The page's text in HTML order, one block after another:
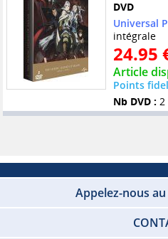
DVD
Universal
intégrale
24.95
Article
Points
Nb DVD : 2
Appelez-nous au